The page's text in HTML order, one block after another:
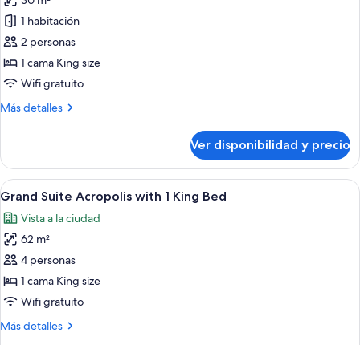
Bed
las
fotos
de
1
King
1 habitación
2 personas
1 cama King size
Wifi gratuito
Más detalles
Más
King
Bed
Ver disponibilidad y precio
Ver
todas
las
fotos
de
Grand
Suite
with
Una habitación de hotel moderna
5
Grand Suite Acropolis with 1 King Bed
Vista a la ciudad
62 m²
4 personas
1 cama King size
Wifi gratuito
Más detalles
Más